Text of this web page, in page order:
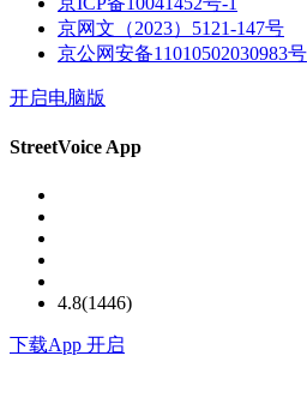
京网文（2023）5121-147号
京公网安备11010502030983号
开启电脑版
StreetVoice App
4.8(1446)
下载App 开启